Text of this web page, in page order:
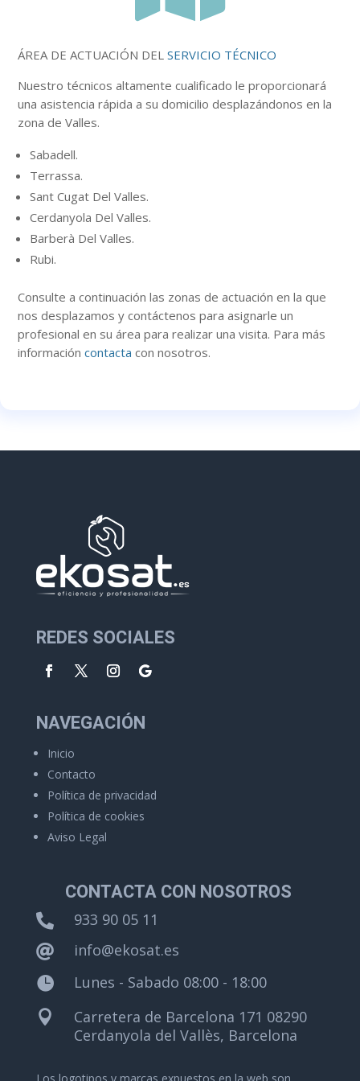
ÁREA DE ACTUACIÓN DELSERVICIO TÉCNICO
Nuestrotécnicos altamente cualificado le proporcionará
una asistencia rápida a su domicilio desplazándonos en la
zona de Valles.
Sabadell.
Terrassa.
Sant Cugat Del Valles.
Cerdanyola Del Valles.
Barberà Del Valles.
Rubi.
Consulte a continuaciónlas zonas de actuación en la que
nos desplazamos y contáctenos para asignarle un
profesional en su área para realizar una visita. Para más
informacióncontacta con nosotros.
REDES SOCIALES
NAVEGACIÓN
Inicio
Contacto
Política de privacidad
Política de cookies
Aviso Legal
CONTACTA CON NOSOTROS
 933 90 05 11
 info@ekosat.es
 Lunes - Sabado 08:00 - 18:00

Carretera de Barcelona 171 08290
Cerdanyola del Vallès, Barcelona